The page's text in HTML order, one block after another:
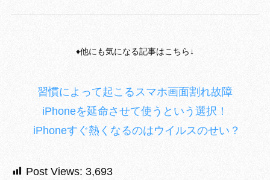
♦︎他にも気になる記事はこちら↓
習慣によって起こるスマホ画面割れ故障
iPhoneを延命させて使うという選択！
iPhoneすぐ熱くなるのはウイルスのせい？
Post Views: 3,693